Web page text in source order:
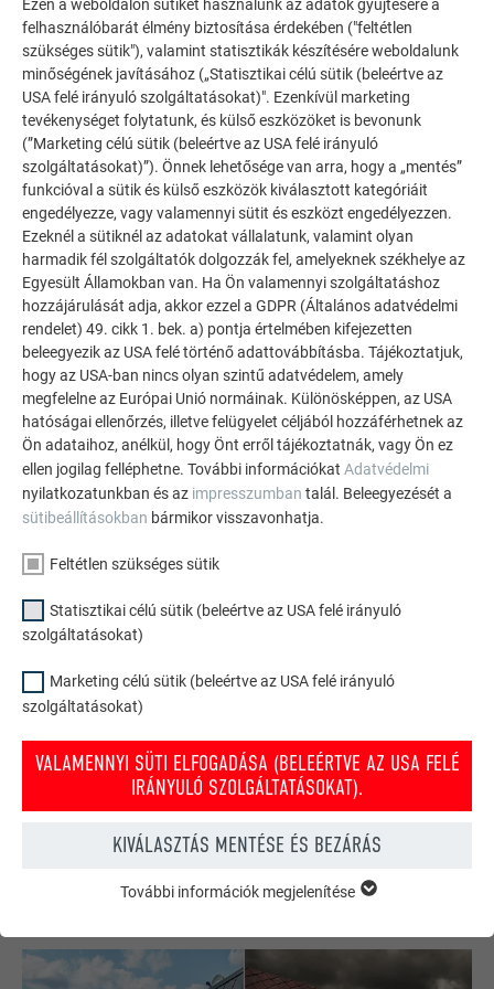
INSPIRÁLÓDJON
TOVÁBBI ÉPÜLETEK
A PREFA referencia galéria bemutatja, milyen
sokoldalúan felhasználható az alumínium. Fedezzen fel
további lenyűgöző projekteket a tartós PREFA
alumínium megoldásokkal tetőkhöz, napelemekhez és
homlokzatokhoz.
TEKINTSE MEG TOVÁBBI REFERENCIÁINKAT
PREFA tető- és homlokzati konfigurátor
Tervezze meg (álmai) házát a PREFA online konfigurátorral.
Válasszon számos terméket és színt a tető és homlokzat
INSPIRÁLÓDJON MOST!
Ezen a weboldalon sütiket használunk az adatok gyűjtésére a
felhasználóbarát élmény biztosítása érdekében ("feltétlen
szükséges sütik"), valamint statisztikák készítésére weboldalunk
minőségének javításához („Statisztikai célú sütik (beleértve az
USA felé irányuló szolgáltatásokat)". Ezenkívül marketing
tevékenységet folytatunk, és külső eszközöket is bevonunk
(”Marketing célú sütik (beleértve az USA felé irányuló
szolgáltatásokat)”). Önnek lehetősége van arra, hogy a „mentés”
funkcióval a sütik és külső eszközök kiválasztott kategóriáit
engedélyezze, vagy valamennyi sütit és eszközt engedélyezzen.
Ezeknél a sütiknél az adatokat vállalatunk, valamint olyan
harmadik fél szolgáltatók dolgozzák fel, amelyeknek székhelye az
Egyesült Államokban van. Ha Ön valamennyi szolgáltatáshoz
hozzájárulását adja, akkor ezzel a GDPR (Általános adatvédelmi
rendelet) 49. cikk 1. bek. a) pontja értelmében kifejezetten
beleegyezik az USA felé történő adattovábbításba. Tájékoztatjuk,
hogy az USA-ban nincs olyan szintű adatvédelem, amely
megfelelne az Európai Unió normáinak. Különösképpen, az USA
hatóságai ellenőrzés, illetve felügyelet céljából hozzáférhetnek az
Ön adataihoz, anélkül, hogy Önt erről tájékoztatnák, vagy Ön ez
ellen jogilag felléphetne. További információkat Adatvédelmi
nyilatkozatunkban és az impresszumban talál. Beleegyezését a
sütibeállításokban bármikor visszavonhatja.
Feltétlen szükséges sütik
Statisztikai célú sütik (beleértve az USA felé irányuló
szolgáltatásokat)
Marketing célú sütik (beleértve az USA felé irányuló
szolgáltatásokat)
VALAMENNYI SÜTI ELFOGADÁSA (BELEÉRTVE AZ USA FELÉ
IRÁNYULÓ SZOLGÁLTATÁSOKAT).
KIVÁLASZTÁS MENTÉSE ÉS BEZÁRÁS
FELTÉTLEN SZÜKSÉGES SÜTIK
weboldal alapvető funkcióinak működéséhez szükségesek.
Ezzel biztosítható, hogy a weboldal kifogástalanul működjön.
További információk megjelenítése